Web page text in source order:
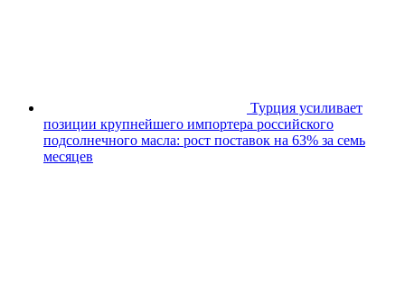
Турция усиливает
позиции крупнейшего импортерa российского
подсолнечного масла: рост поставок на 63% за семь
месяцев